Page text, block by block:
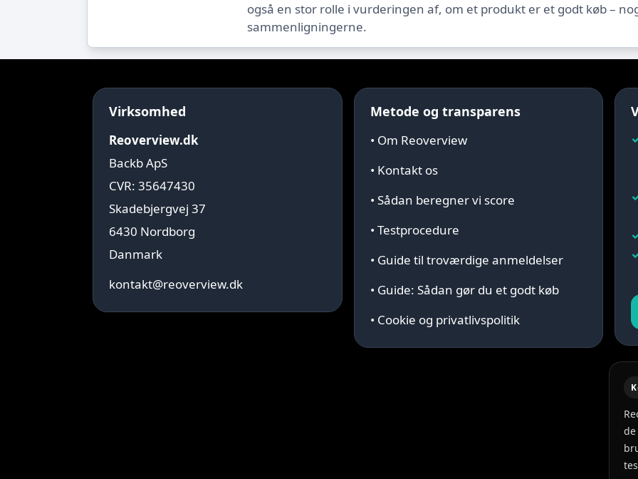
også en stor rolle i vurderingen af, om et produkt er et godt køb –
sammenligningerne.
Virksomhed
Reoverview.dk
Backb ApS
CVR: 35647430
Skadebjergvej 37
6430 Nordborg
Danmark
kontakt@reoverview.dk
Metode og transparens
• Om Reoverview
• Kontakt os
• Sådan beregner vi score
• Testprocedure
• Guide til troværdige anmeldelser
• Guide: Sådan gør du et godt køb
• Cookie og privatlivspolitik